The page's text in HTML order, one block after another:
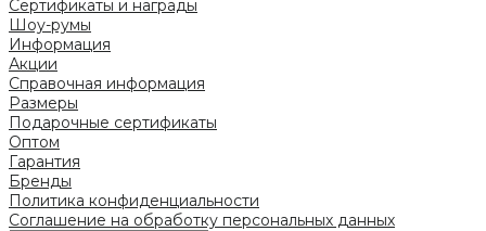
Сертификаты и награды
Шоу-румы
Информация
Акции
Справочная информация
Размеры
Подарочные сертификаты
Оптом
Гарантия
Бренды
Политика конфиденциальности
Соглашение на обработку персональных данных